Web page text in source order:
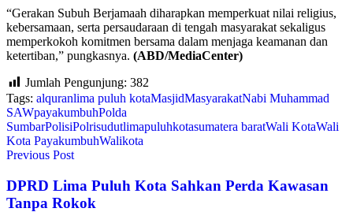
“Gerakan Subuh Berjamaah diharapkan memperkuat nilai religius,
kebersamaan, serta persaudaraan di tengah masyarakat sekaligus
memperkokoh komitmen bersama dalam menjaga keamanan dan
ketertiban,” pungkasnya. (ABD/MediaCenter)
Jumlah Pengunjung: 382
Tags: alquranlima puluh kotaMasjidMasyarakatNabi Muhammad
SAWpayakumbuhPolda
SumbarPolisiPolrisudutlimapuluhkotasumatera baratWali KotaWali
Kota PayakumbuhWalikota
Previous Post
DPRD Lima Puluh Kota Sahkan Perda Kawasan
Tanpa Rokok